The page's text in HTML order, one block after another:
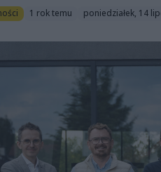
1 rok temu poniedziałek, 14